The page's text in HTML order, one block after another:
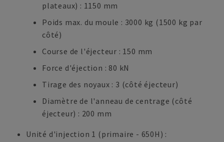
plateaux) : 1150 mm
Poids max. du moule : 3000 kg (1500 kg par
côté)
Course de l'éjecteur : 150 mm
Force d'éjection : 80 kN
Tirage des noyaux : 3 (côté éjecteur)
Diamètre de l'anneau de centrage (côté
éjecteur) : 200 mm
Unité d'injection 1 (primaire - 650H) :